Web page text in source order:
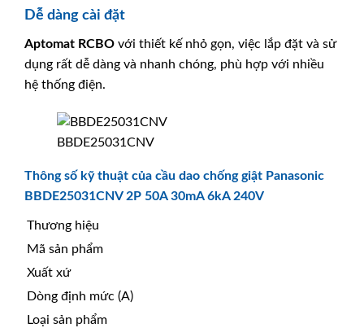
Dễ dàng cài đặt
Aptomat RCBO với thiết kế nhỏ gọn, việc lắp đặt và sử
dụng rất dễ dàng và nhanh chóng, phù hợp với nhiều
hệ thống điện.
BBDE25031CNV
Thông số kỹ thuật của cầu dao chống giật Panasonic
BBDE25031CNV 2P 50A 30mA 6kA 240V
Thương hiệu
Mã sản phẩm
Xuất xứ
Dòng định mức (A)
Loại sản phẩm